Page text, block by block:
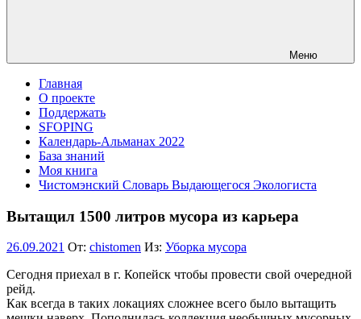
Меню
Главная
О проекте
Поддержать
SFOPING
Календарь-Альманах 2022
База знаний
Моя книга
Чистомэнский Словарь Выдающегося Экологиста
Вытащил 1500 литров мусора из карьера
26.09.2021 От: chistomen Из: Уборка мусора
Сегодня приехал в г. Копейск чтобы провести свой очередной
рейд.
Как всегда в таких локациях сложнее всего было вытащить